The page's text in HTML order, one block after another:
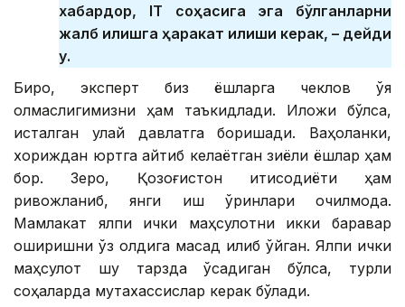
хабардор, IТ соҳасига эга бўлганларни
жалб қилишга ҳаракат қилиши керак, – дейди
у.
Бироқ, эксперт биз ёшларга чеклов қўя
олмаслигимизни ҳам таъкидлади. Иложи бўлса,
исталган қулай давлатга боришади. Ваҳоланки,
хориждан юртга қайтиб келаётган зиёли ёшлар ҳам
бор. Зеро, Қозоғистон иқтисодиёти ҳам
ривожланиб, янги иш ўринлари очилмоқда.
Мамлакат ялпи ички маҳсулотни икки баравар
оширишни ўз олдига мақсад қилиб қўйган. Ялпи ички
маҳсулот шу тарзда ўсадиган бўлса, турли
соҳаларда мутахассислар керак бўлади.